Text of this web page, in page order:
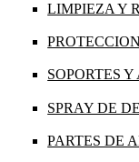
LIMPIEZA Y
SOPORTES Y
SPRAY DE
PARTES DE